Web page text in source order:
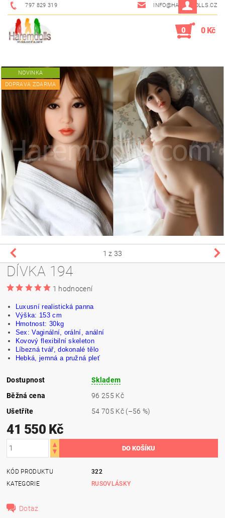
797 829 319 INFO@HAREMDOLLS.CZ
0 0 Kč
NOVINKA
DOPRAVA ZDARMA
1 z 33
DÍVKA 194
1 hodnocení
Luxusní realistická panna
Výška: 153 cm
Hmotnost: 30kg
Sex: Vaginální, orální, anální
Kovový flexibilní skeleton
Líbezná tvář,dokonalé tělo
Hebká, jemná a pružná pleť
Dostupnost
Skladem
Běžná cena
96 255 Kč
Ušetříte
54 705 Kč (–56 %)
41 550 Kč
KÓD PRODUKTU
322
KATEGORIE
RUSOVLÁSKY
Dotaz